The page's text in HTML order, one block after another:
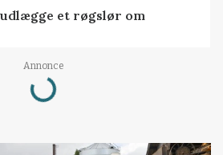
et røgslør om
Annonce
Loading...